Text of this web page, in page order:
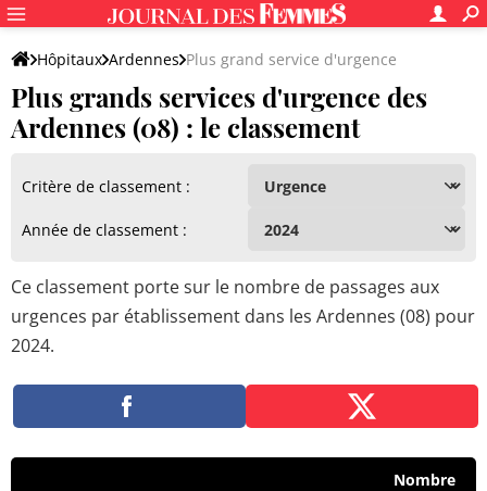
Hôpitaux Ardennes Plus grand service d'urgence
Plus grands services d'urgence des
Ardennes (08) : le classement
Critère de classement :
Année de classement :
Ce classement porte sur le nombre de passages aux
urgences par établissement dans les Ardennes (08) pour
2024.
Nombre